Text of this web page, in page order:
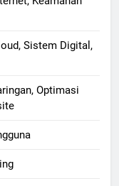
Sistem Digital,
Optimasi